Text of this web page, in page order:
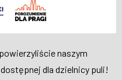
naszym
dla dzielnicy puli!